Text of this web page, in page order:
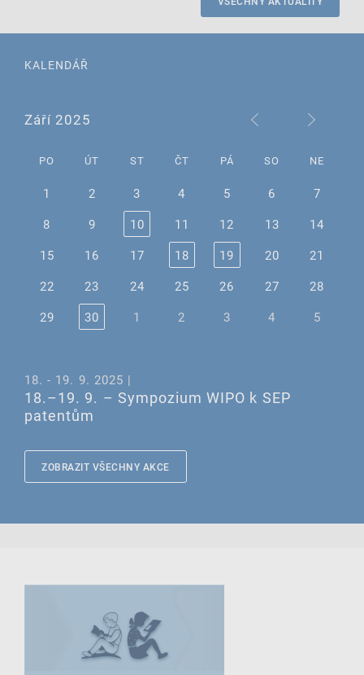
KALENDÁŘ
Září 2025
PO ÚT ST ČT PÁ SO NE
1 2 3 4 5 6
7
8
9 10 11 12 13
14
15
16 17 18 19 20
21
22
23 24 25 26 27
28
29
30 1 2 3 4 5
18. - 19. 9. 2025 |
18.–19. 9. – Sympozium WIPO k SEP
patentům
ZOBRAZIT VŠECHNY AKCE